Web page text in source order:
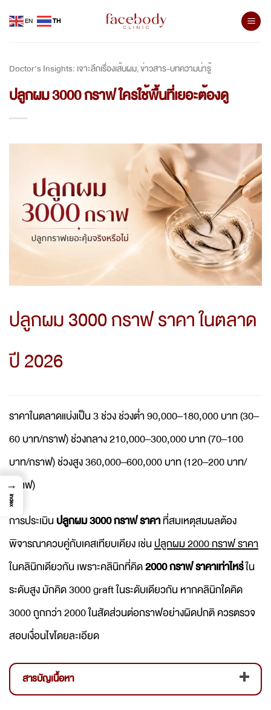
EN TH
Doctor’s Insights: เจาะลึกเรื่องเส้นผม,ข่าวสาร-บทความน่ารู้
ปลูกผม 3000 กราฟ ใครใช้พื้นที่เยอะต้องดู
ปลูกผม 3000 กราฟ ราคา ในตลาด
ปี 2026
ราคาในตลาดแบ่งเป็น 3 ช่วง ช่วงต่ำ 90,000–180,000 บาท (30–
60 บาท/กราฟ) ช่วงกลาง 210,000–300,000 บาท (70–100
บาท/กราฟ) ช่วงสูง 360,000–600,000 บาท (120–200 บาท/
กราฟ)
การประเมินปลูกผม 3000 กราฟ ราคาที่สมเหตุสมผลต้อง
พิจารณาควบคู่กับเคสเทียบเคียง เช่นปลูกผม 2000 กราฟ ราคา
ในคลินิกเดียวกัน เพราะคลินิกที่คิด2000 กราฟ ราคาเท่าไหร่ใน
ระดับสูง มักคิด 3000 graft ในระดับเดียวกัน หากคลินิกใดคิด
3000 ถูกกว่า 2000 ในสัดส่วนต่อกราฟอย่างผิดปกติ ควรตรวจ
สอบเงื่อนไขโดยละเอียด
สารบัญเนื้อหา
→
Index